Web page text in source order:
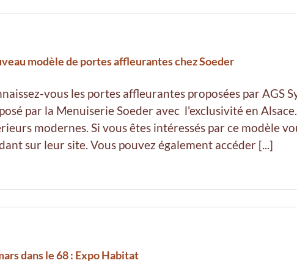
modèle de portes affleurantes chez Soeder
vous les portes affleurantes proposées par AGS
par la Menuiserie Soeder avec l'exclusivité en
modernes. Si vous êtes intéressés par ce modèle
sur leur site. Vous pouvez également accéder [...]
dans le 68 : Expo Habitat